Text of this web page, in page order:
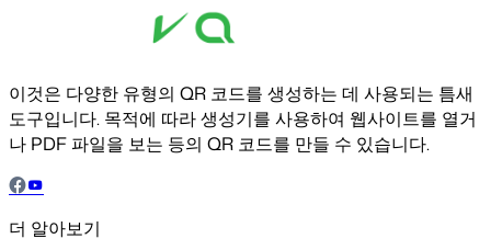
이것은 다양한 유형의 QR 코드를 생성하는 데 사용되는 틈새
도구입니다. 목적에 따라 생성기를 사용하여 웹사이트를 열거
나 PDF 파일을 보는 등의 QR 코드를 만들 수 있습니다.
더 알아보기